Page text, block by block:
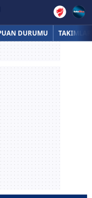
DURUMU TAKIMLAR